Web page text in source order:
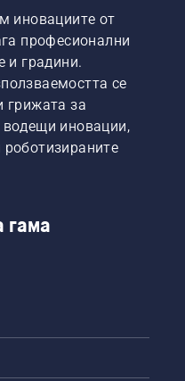
иновациите от
професионални
и градини.
се
грижата за
иновации,
гама